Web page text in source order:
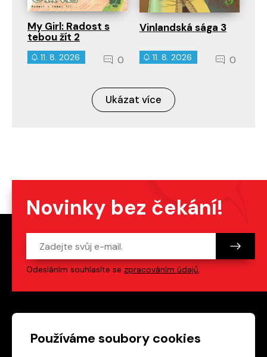
Používáme soubory cookies
My Girl: Radost s
tebou žít 2
11. 8. 2026 0
Vinlandská sága 3
11. 8. 2026 0
Ukázat více
Novinky bez čekání!
Odesláním souhlasíte se zpracováním údajů.
Patička webu Odkazy na sociální